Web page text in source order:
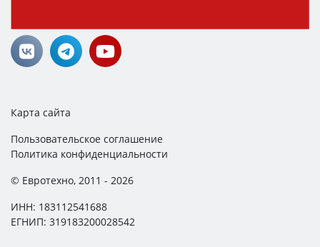
Карта сайта
Пользовательское соглашение
Политика конфиденциальности
© Евротехно, 2011 - 2026
ИНН: 183112541688
ЕГНИП: 319183200028542